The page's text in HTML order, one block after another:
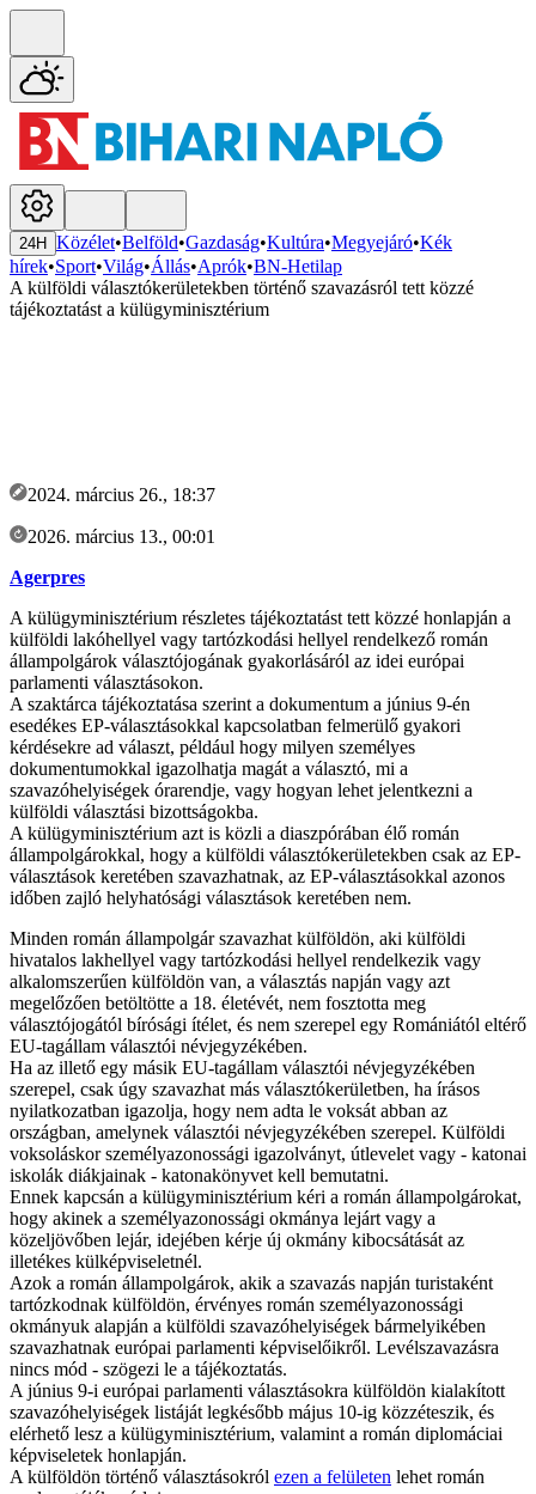
24H Közélet•Belföld•Gazdaság•Kultúra•Megyejáró•Kék
hírek•Sport•Világ•Állás•Aprók•BN-Hetilap
A külföldi választókerületekben történő szavazásról tett közzé
tájékoztatást a külügyminisztérium
2024. március 26., 18:37
2026. március 13., 00:01
Agerpres
A külügyminisztérium részletes tájékoztatást tett közzé honlapján a
külföldi lakóhellyel vagy tartózkodási hellyel rendelkező román
állampolgárok választójogának gyakorlásáról az idei európai
parlamenti választásokon.
A szaktárca tájékoztatása szerint a dokumentum a június 9-én
esedékes EP-választásokkal kapcsolatban felmerülő gyakori
kérdésekre ad választ, például hogy milyen személyes
dokumentumokkal igazolhatja magát a választó, mi a
szavazóhelyiségek órarendje, vagy hogyan lehet jelentkezni a
külföldi választási bizottságokba.
A külügyminisztérium azt is közli a diaszpórában élő román
állampolgárokkal, hogy a külföldi választókerületekben csak az EP-
választások keretében szavazhatnak, az EP-választásokkal azonos
időben zajló helyhatósági választások keretében nem.
Minden román állampolgár szavazhat külföldön, aki külföldi
hivatalos lakhellyel vagy tartózkodási hellyel rendelkezik vagy
alkalomszerűen külföldön van, a választás napján vagy azt
megelőzően betöltötte a 18. életévét, nem fosztotta meg
választójogától bírósági ítélet, és nem szerepel egy Romániától eltérő
EU-tagállam választói névjegyzékében.
Ha az illető egy másik EU-tagállam választói névjegyzékében
szerepel, csak úgy szavazhat más választókerületben, ha írásos
nyilatkozatban igazolja, hogy nem adta le voksát abban az
országban, amelynek választói névjegyzékében szerepel. Külföldi
voksoláskor személyazonossági igazolványt, útlevelet vagy - katonai
iskolák diákjainak - katonakönyvet kell bemutatni.
Ennek kapcsán a külügyminisztérium kéri a román állampolgárokat,
hogy akinek a személyazonossági okmánya lejárt vagy a
közeljövőben lejár, idejében kérje új okmány kibocsátását az
illetékes külképviseletnél.
Azok a román állampolgárok, akik a szavazás napján turistaként
tartózkodnak külföldön, érvényes román személyazonossági
okmányuk alapján a külföldi szavazóhelyiségek bármelyikében
szavazhatnak európai parlamenti képviselőikről. Levélszavazásra
nincs mód - szögezi le a tájékoztatás.
A június 9-i európai parlamenti választásokra külföldön kialakított
szavazóhelyiségek listáját legkésőbb május 10-ig közzéteszik, és
elérhető lesz a külügyminisztérium, valamint a román diplomáciai
képviseletek honlapján.
A külföldön történő választásokról ezen a felületen lehet román